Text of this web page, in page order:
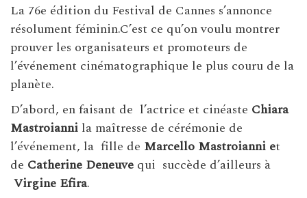
La 76e édition du Festival de Cannes s’annonce
résolument féminin.C’est ce qu’on voulu montrer
prouver les organisateurs et promoteurs de
l’événement cinématographique le plus couru de la
planète.
D’abord, en faisant de l’actrice et cinéaste Chiara
Mastroianni la maîtresse de cérémonie de
l’événement, la fille de Marcello Mastroianni et
de Catherine Deneuve qui succède d’ailleurs à
Virgine Efira.